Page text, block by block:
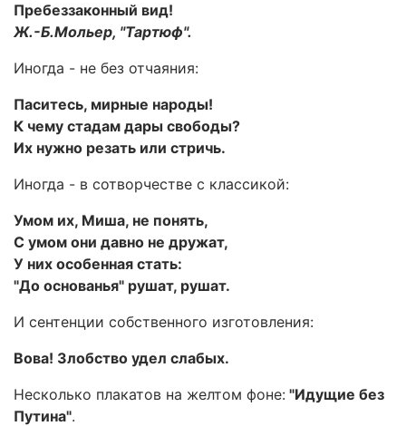
Пребеззаконный вид!
Ж.-Б.Мольер, "Тартюф".
Иногда - не без отчаяния:
Паситесь, мирные народы!
К чему стадам дары свободы?
Их нужно резать или стричь.
Иногда - в сотворчестве с классикой:
Умом их, Миша, не понять,
С умом они давно не дружат,
У них особенная стать:
"До основанья" рушат, рушат.
И сентенции собственного изготовления:
Вова! Злобство удел слабых.
Несколько плакатов на желтом фоне: "Идущие без
Путина".